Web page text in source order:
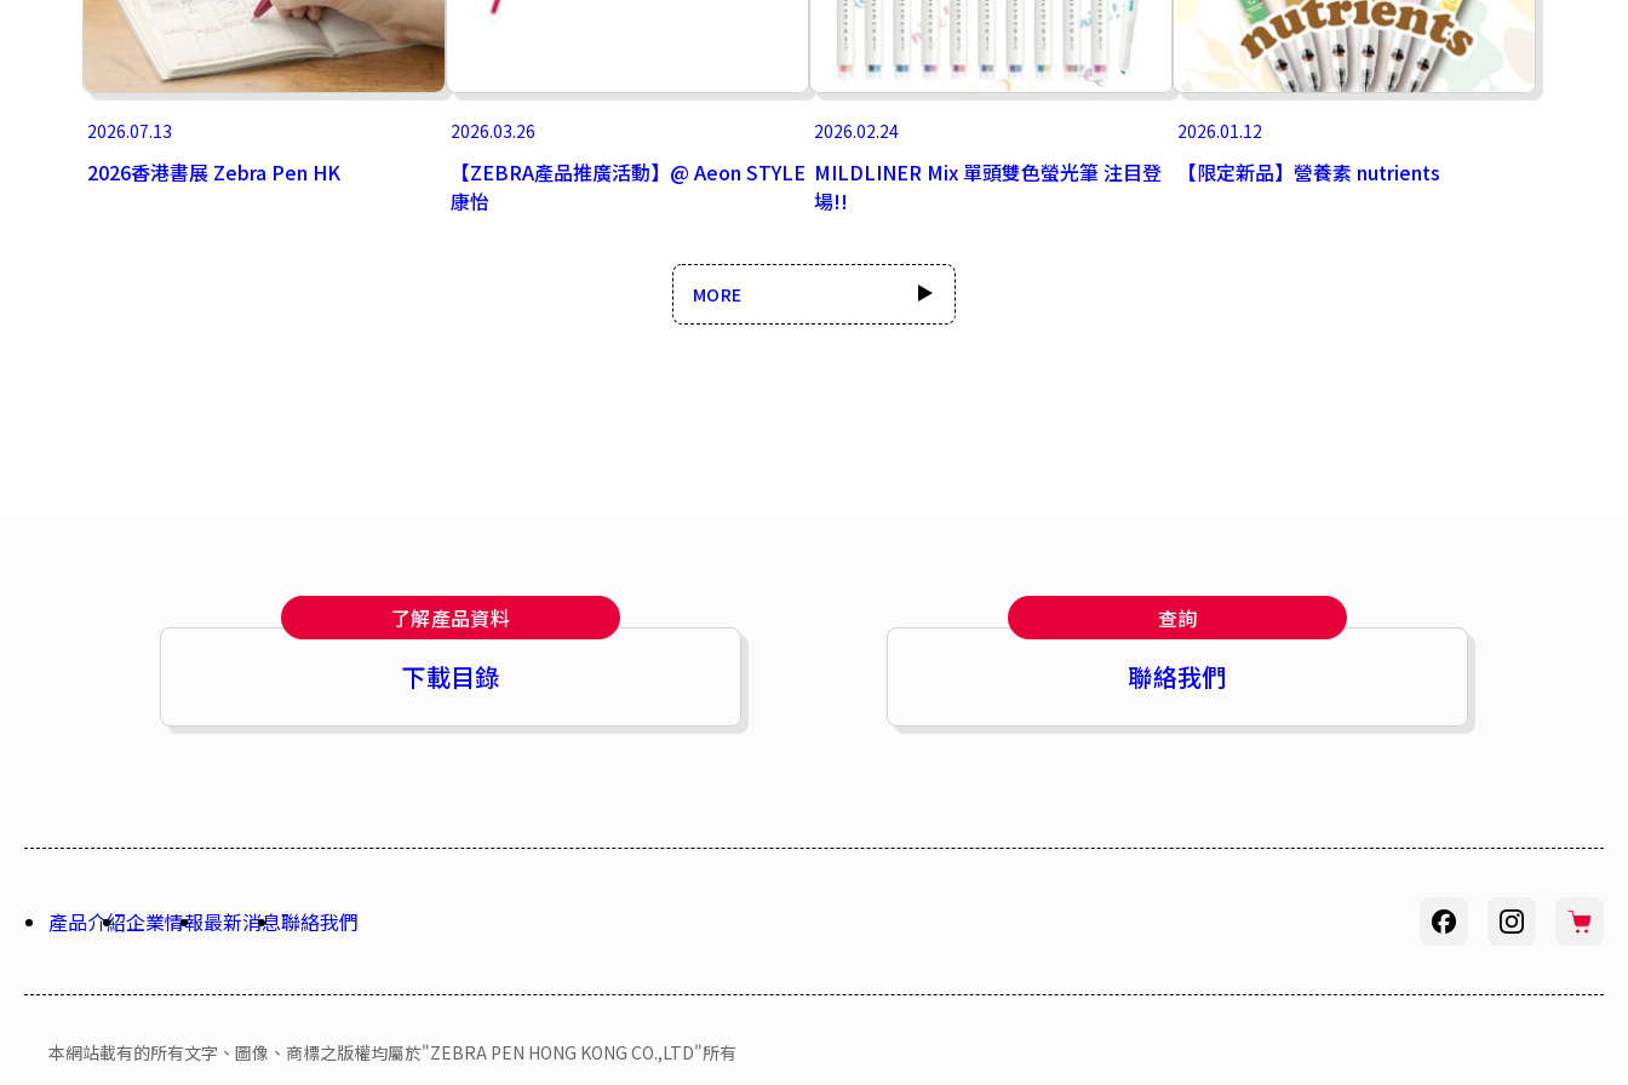
2026.07.13
2026香港書展 Zebra Pen HK
2026.03.26
【ZEBRA產品推廣活動】@ Aeon STYLE
康怡
2026.02.24
MILDLINER Mix 單頭雙色螢光筆 注目登
場!!
2026.01.12
【限定新品】營養素 nutrients
MORE
了解產品資料
下載目錄
查詢
聯絡我們
產品介紹企業情報最新消息聯絡我們
本網站載有的所有文字、圖像、商標之版權均屬於"ZEBRA PEN HONG KONG CO.,LTD"所有